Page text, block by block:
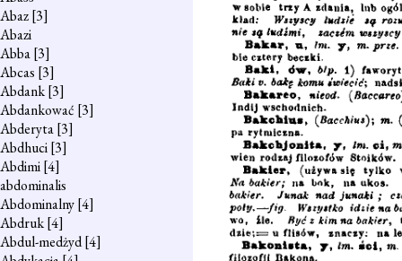
Abaz[3]
Abazi
Abba[3]
Abcas [3]
Abdank[3]
Abdankować [3]
Abderyta[3]
Abdhuci[3]
Abdimi[4]
abdominalis
Abdominalny[4]
Abdruk[4]
Abdul-medżyd[4]